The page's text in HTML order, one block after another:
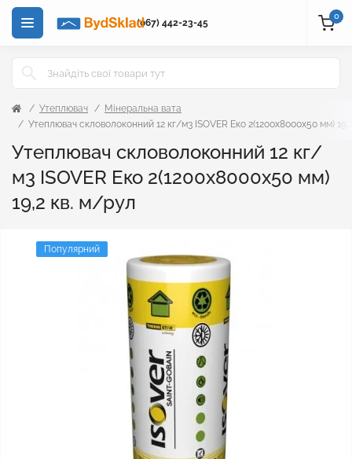
(067) 442-23-45
0
Утеплювач
Мінеральна вата
Утеплювач скловолоконний 12 кг/м3 ISOVER Еко 2(1200x8000x50 мм)
Утеплювач скловолоконний 12 кг/
м3 ISOVER Еко 2(1200x8000x50 мм)
19,2 кв. м/рул
Популярний